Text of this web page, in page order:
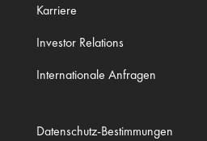
Karriere
Investor Relations
Internationale Anfragen
Datenschutz-Bestimmungen